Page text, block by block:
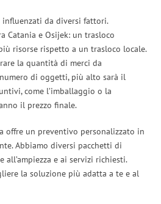
da diversi fattori.
Catania e Osijek: un trasloco
risorse rispetto a un trasloco locale.
la quantità di merci da
di oggetti, più alto sarà il
come l’imballaggio o la
il prezzo finale.
offre un preventivo personalizzato in
Abbiamo diversi pacchetti di
e ai servizi richiesti.
la soluzione più adatta a te e al